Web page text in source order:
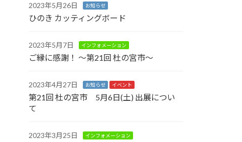
2023年5月26日 お知らせ
ひのき カッティングボード
2023年5月7日 インフォメーション
ご縁に感謝！ ～第21回 杜の宮市～
2023年4月27日 お知らせ イベント
第21回 杜の宮市 5月6日(土) 出展につい
て
2023年3月25日 インフォメーション